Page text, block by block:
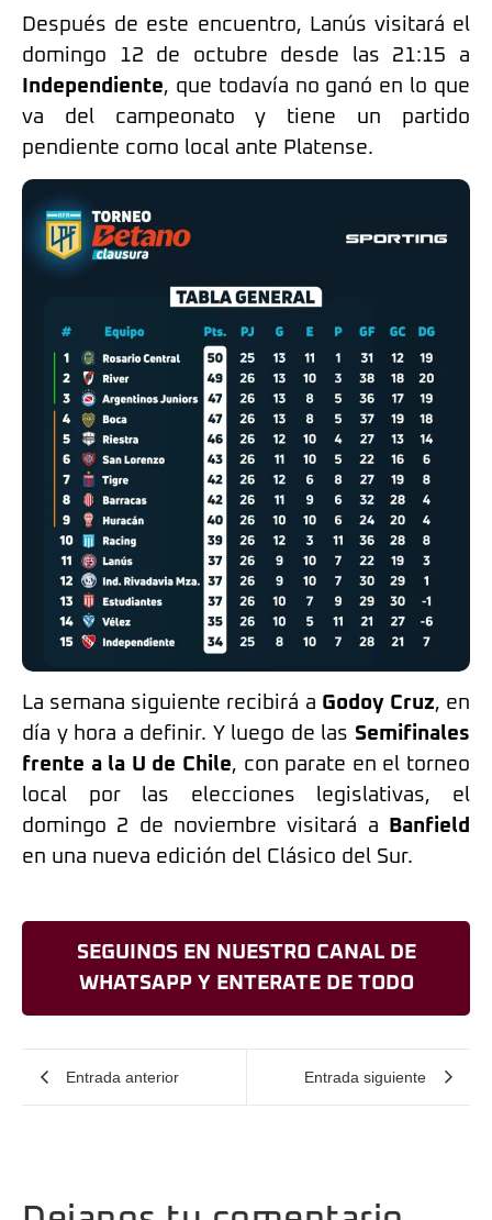
Después de este encuentro, Lanús visitará el
domingo 12 de octubre desde las 21:15 a
Independiente, que todavía no ganó en lo que
va del campeonato y tiene un partido
pendiente como local ante Platense.
La semana siguiente recibirá a Godoy Cruz, en
día y hora a definir. Y luego de las Semifinales
frente a la U de Chile, con parate en el torneo
local por las elecciones legislativas, el
domingo 2 de noviembre visitará a Banfield
en una nueva edición del Clásico del Sur.
SEGUINOS EN NUESTRO CANAL DE
WHATSAPP Y ENTERATE DE TODO
Entrada anterior Entrada siguiente